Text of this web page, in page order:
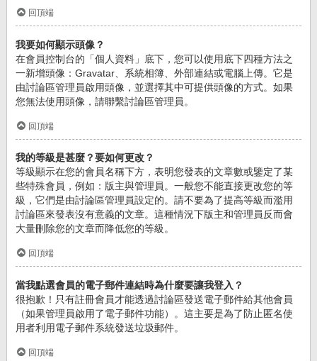
回頂端
我要如何顯示頭像？
在會員控制台的「個人資料」底下，您可以使用底下四種方法之
一新增頭像：Gravatar、系統相簿、外部連結或電腦上傳。它是
由討論區管理員啟用頭像，並選擇其中可提供頭像的方式。如果
您無法使用頭像，請聯繫討論區管理員。
回頂端
我的等級是甚麼？要如何更改？
等級顯示在您的會員名稱下方，表明您發表的文章數或鑒定了某
些特殊會員，例如：版主與管理員。一般您不能直接更改您的等
級，它們是由討論區管理員設定的。請不要為了提高等級而濫用
討論區來發表沒有意義的文章。這種情況下版主和管理員反而會
大量刪除您的文章而降低您的等級。
回頂端
當我點選會員的電子郵件連結時為什麼要讓我登入？
很抱歉！只有註冊會員才能透過討論區發送電子郵件給其他會員
（如果管理員啟用了電子郵件功能）。這主要是為了防止匿名使
用者利用電子郵件系統發送垃圾郵件。
回頂端